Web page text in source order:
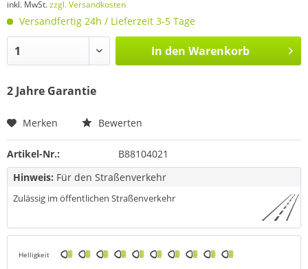
inkl. MwSt.zzgl. Versandkosten
Versandfertig 24h / Lieferzeit 3-5 Tage
In den Warenkorb
2 Jahre Garantie
Merken Bewerten
Artikel-Nr.:
B88104021
Hinweis: Für den Straßenverkehr
Zulässig im öffentlichen Straßenverkehr
Helligkeit